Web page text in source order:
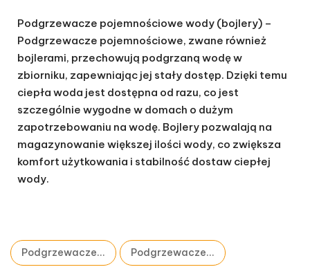
Podgrzewacze pojemnościowe wody (bojlery) –
Podgrzewacze pojemnościowe, zwane również
bojlerami, przechowują podgrzaną wodę w
zbiorniku, zapewniając jej stały dostęp. Dzięki temu
ciepła woda jest dostępna od razu, co jest
szczególnie wygodne w domach o dużym
zapotrzebowaniu na wodę. Bojlery pozwalają na
magazynowanie większej ilości wody, co zwiększa
komfort użytkowania i stabilność dostaw ciepłej
wody.
Podgrzewacze... Podgrzewacze...